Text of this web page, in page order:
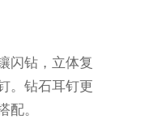
闪钻，立体复
。钻石耳钉更
配。